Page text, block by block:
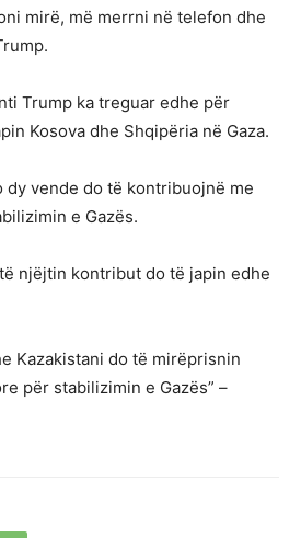
mirë, më merrni në telefon dhe
Trump ka treguar edhe për
Kosova dhe Shqipëria në Gaza.
dy vende do të kontribuojnë me
e Gazës.
njëjtin kontribut do të japin edhe
Kazakistani do të mirëprisnin
për stabilizimin e Gazës” –